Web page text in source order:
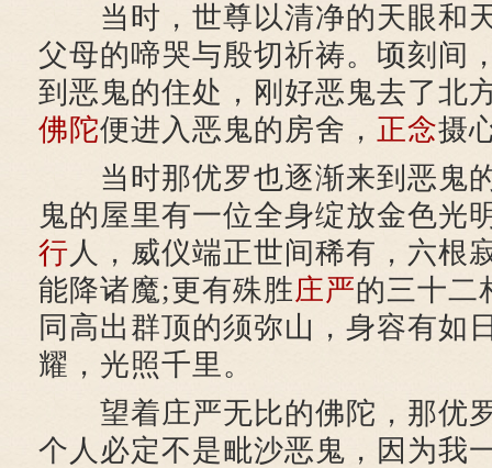
当时，世尊以清净的天眼和
父母的啼哭与殷切祈祷。顷刻间
到恶鬼的住处，刚好恶鬼去了北
佛陀便进入恶鬼的房舍， 正念摄
当时那优罗也逐渐来到恶鬼
鬼的屋里有一位全身绽放金色光
行人，威仪端正世间稀有，六根
能降诸魔;更有殊胜庄严的三十二
同高出群顶的须弥山，身容有如
耀，光照千里。
望着庄严无比的佛陀，那优
个人必定不是毗沙恶鬼，因为我